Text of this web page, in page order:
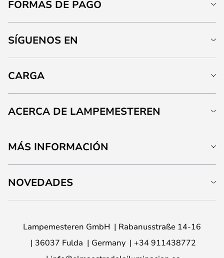
FORMAS DE PAGO
SÍGUENOS EN
CARGA
ACERCA DE LAMPEMESTEREN
MÁS INFORMACIÓN
NOVEDADES
Lampemesteren GmbH
Rabanusstraße 14-16
36037 Fulda
Germany
+34 911438772